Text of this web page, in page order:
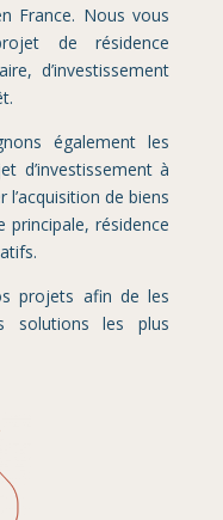
France. Nous vous
de résidence
d’investissement
également les
d’investissement à
l’acquisition de biens
principale, résidence
projets afin de les
solutions les plus